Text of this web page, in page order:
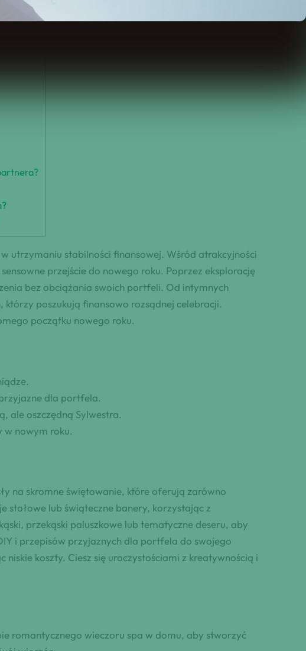
utrzymaniu stabilności finansowej. Wśród atrakcyjności
przejście do nowego roku. Poprzez eksplorację
bez obciążania swoich portfeli. Od intymnych
poszukują finansowo rozsądnej celebracji.
początku nowego roku.
dla portfela.
ale oszczędną Sylwestra.
w nowym roku.
na skromne świętowanie, które oferują zarówno
stołowe lub świąteczne banery, korzystając z
przekąski paluszkowe lub tematyczne deseru, aby
i przepisów przyjaznych dla portfela do swojego
koszty. Ciesz się uroczystościami z kreatywnością i
romantycznego wieczoru spa w domu, aby stworzyć